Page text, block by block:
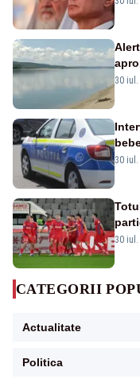
la
30
din
30 iul.
30
CATEGORII
Actualitate
Politica